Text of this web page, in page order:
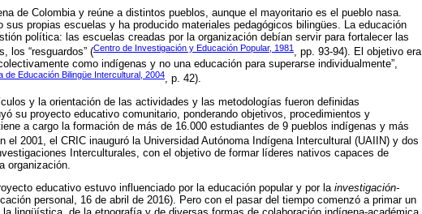
de Colombia y reúne a distintos pueblos, aunque el mayoritario es el pueblo nasa.
sus propias escuelas y ha producido materiales pedagógicos bilingües. La educación
política: las escuelas creadas por la organización debían servir para fortalecer las
los “resguardos” (Centro de Investigación y Educación Popular, 1981 , pp. 93-94). El objetivo era
como indígenas y no una educación para superarse individualmente”,
de Educación Bilingüe Intercultural, 2004, p. 42).
y la orientación de las actividades y las metodologías fueron definidas
su proyecto educativo comunitario, ponderando objetivos, procedimientos y
a cargo la formación de más de 16.000 estudiantes de 9 pueblos indígenas y más
el 2001, el CRIC inauguró la Universidad Autónoma Indígena Intercultural (UAIIN) y dos
Interculturales, con el objetivo de formar líderes nativos capaces de
organización.
educativo estuvo influenciado por la educación popular y por lainvestigación-
personal, 16 de abril de 2016). Pero con el pasar del tiempo comenzó a primar un